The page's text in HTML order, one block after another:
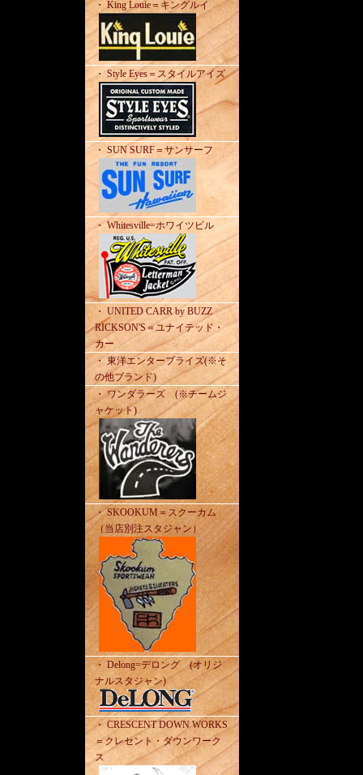
・ King Louie＝キングルイ
・ Style Eyes＝スタイルアイズ
・ SUN SURF＝サンサーフ
・ Whitesville=ホワイツビル
・ UNITED CARR by BUZZ
RICKSON'S＝ユナイテッド・
カー
・ 東洋エンタープライズ(※そ
の他ブランド)
・ ワンダラーズ (※チームジ
ャケット)
・ SKOOKUM＝スクーカム
（当店別注スタジャン）
・ Delong=デロング (オリジ
ナルスタジャン)
・ CRESCENT DOWN WORKS
＝クレセント・ダウンワーク
ス